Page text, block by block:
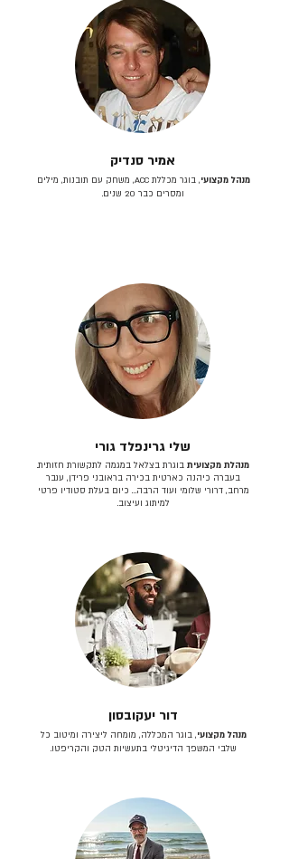
אמיר סנדיק
מנהל מקצועי
, בוגר מכללת ACC, משחק עם תובנות, מילים
ומסרים כבר 20 שנים.
שלי גרינפלד גורי
מנהלת מקצועית בוגרת בצלאל במגמה לתקשורת חזותית.
בעברה כיהנה כארטית בכירה בראובני פרידן, ענבר
מרחב, דרורי שלומי ועוד הרבה… כיום בעלת סטודיו פרטי
למיתוג ועיצוב.
דור יעקובסון
מנהל מקצועי, בוגר המכללה, מומחה ליצירה ומיטוב כל
שלבי המשפך הדיגיטלי בתעשיות הטק והקריפטו.